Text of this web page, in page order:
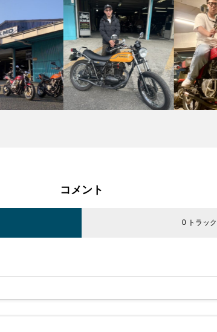
コメント
0 トラッ